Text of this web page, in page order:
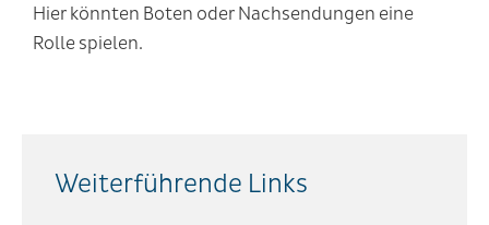
Hier könnten Boten oder Nachsendungen eine
Rolle spielen.
Weiterführende Links